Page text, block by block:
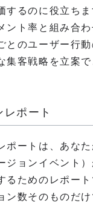
するのに役立ち
ント率と組み合わ
とのユーザー行
集客戦略を立案で
ポート
ポートは、あな
ジョンイベント
るためのレポー
ン数そのものだ